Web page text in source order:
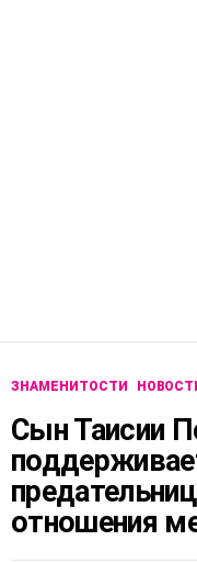
ЗНАМЕНИТОСТИ
Сын Таисии
отношения